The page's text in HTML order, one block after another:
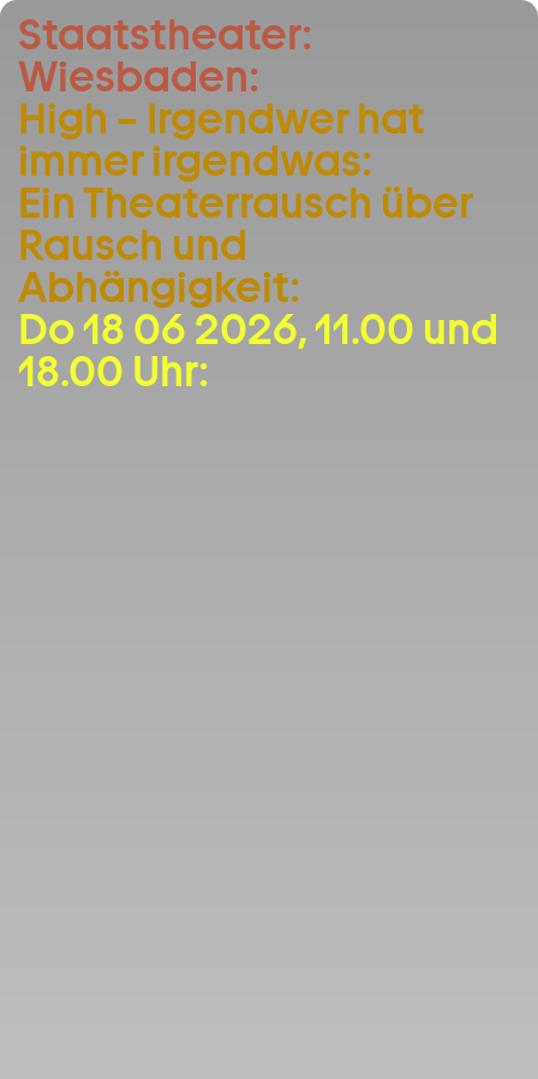
Zum Hauptinhalt springen
Zum Footer springen
Staatstheater:
Wiesbaden:
High – Irgendwer hat
immer irgendwas:
Ein Theaterrausch über
Rausch und
Abhängigkeit:
Do 18 06 2026, 11.00 und
18.00 Uhr: